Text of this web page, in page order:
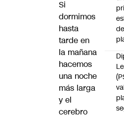
Si
dormimos
hasta
tarde en
la mañana
hacemos
una noche
más larga
y el
cerebro
de